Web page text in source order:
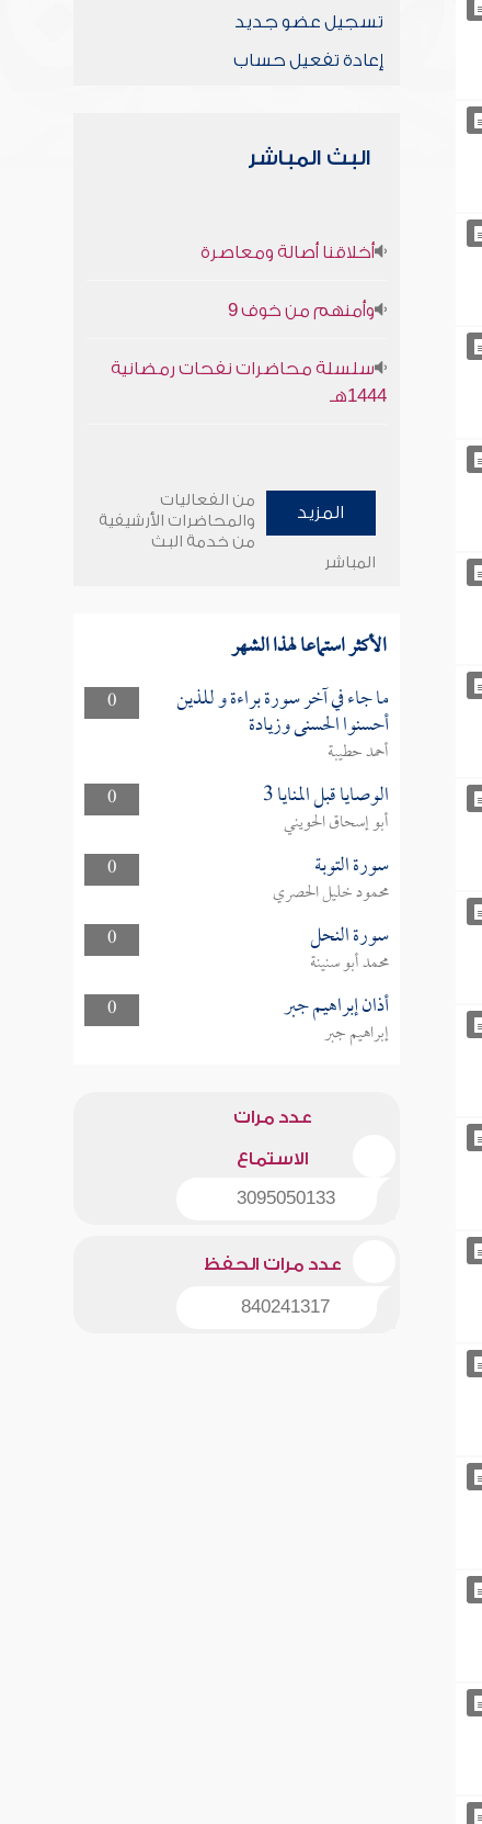
تسجيل عضو جديد
إعادة تفعيل حساب
البث المباشر
أخلاقنا أصالة ومعاصرة
وأمنهم من خوف 9
سلسلة محاضرات نفحات رمضانية
1444هـ
المزيد
من الفعاليات
والمحاضرات الأرشيفية
من خدمة البث
المباشر
الأكثر استماعا لهذا الشهر
0 ما جاء في آخر سورة براءة و للذين
أحسنوا الحسنى وزيادة
أحمد حطيبة
0
الوصايا قبل المنايا 3
أبو إسحاق الحويني
0
سورة التوبة
محمود خليل الحصري
0
سورة النحل
محمد أبو سنينة
0
أذان إبراهيم جبر
إبراهيم جبر
عدد مرات
الاستماع
3095050133
عدد مرات الحفظ
840241317